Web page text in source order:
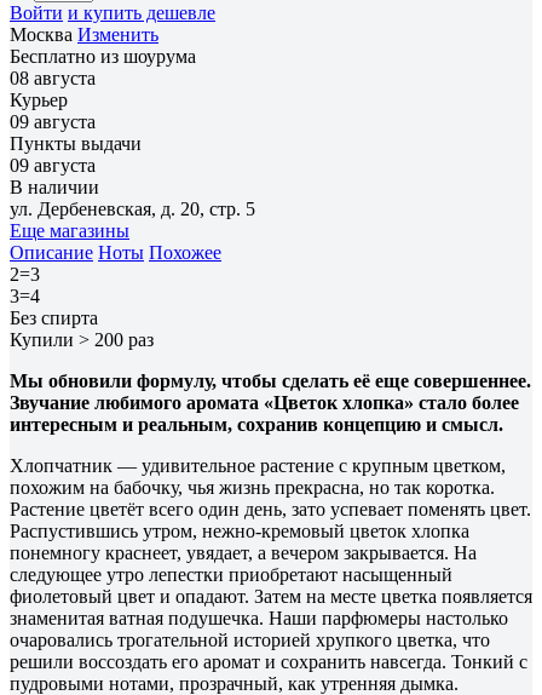
Войти и купить дешевле
Москва Изменить
Бесплатно из шоурума
08 августа
Курьер
09 августа
Пункты выдачи
09 августа
В наличии
ул. Дербеневская, д. 20, стр. 5
Еще магазины
Описание Ноты Похожее
2=3
3=4
Без спирта
Купили > 200 раз
Мы обновили формулу, чтобы сделать её еще совершеннее.
Звучание любимого аромата «Цветок хлопка» стало более
интересным и реальным, сохранив концепцию и смысл.
Хлопчатник — удивительное растение с крупным цветком,
похожим на бабочку, чья жизнь прекрасна, но так коротка.
Растение цветёт всего один день, зато успевает поменять цвет.
Распустившись утром, нежно-кремовый цветок хлопка
понемногу краснеет, увядает, а вечером закрывается. На
следующее утро лепестки приобретают насыщенный
фиолетовый цвет и опадают. Затем на месте цветка появляется
знаменитая ватная подушечка. Наши парфюмеры настолько
очаровались трогательной историей хрупкого цветка, что
решили воссоздать его аромат и сохранить навсегда. Тонкий с
пудровыми нотами, прозрачный, как утренняя дымка.